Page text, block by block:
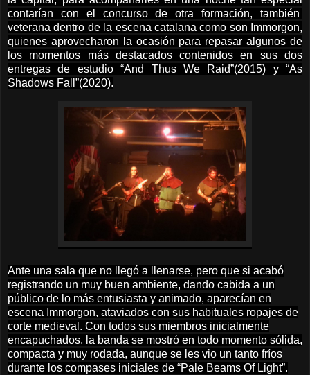
contarían con el concurso de otra formación, también
veterana dentro de la escena catalana como son Immorgon,
quienes aprovecharon la ocasión para repasar algunos de
los momentos más destacados contenidos en sus dos
entregas de estudio “And Thus We Raid”(2015) y “As
Shadows Fall”(2020).
Ante una sala que no llegó a llenarse, pero que si acabó
registrando un muy buen ambiente, dando cabida a un
público de lo más entusiasta y animado, aparecían en
escena Immorgon, ataviados con sus habituales ropajes de
corte medieval. Con todos sus miembros inicialmente
encapuchados, la banda se mostró en todo momento sólida,
compacta y muy rodada, aunque se les vio un tanto fríos
durante los compases iniciales de “Pale Beams Of Light”.